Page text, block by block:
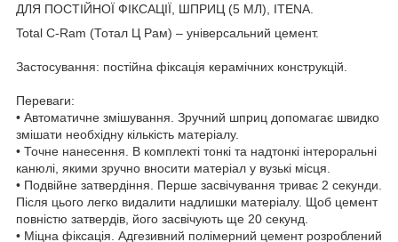
ДЛЯ ПОСТІЙНОЇ ФІКСАЦІЇ, ШПРИЦ (5 МЛ), ITENA.
Total C-Ram (Тотал Ц Рам) – універсальний цемент.
Застосування: постійна фіксація керамічних конструкцій.
Переваги:
• Автоматичне змішування. Зручний шприц допомагає швидко
змішати необхідну кількість матеріалу.
• Точне нанесення. В комплекті тонкі та надтонкі інтероральні
канюлі, якими зручно вносити матеріал у вузькі місця.
• Подвійне затвердіння. Перше засвічування триває 2 секунди.
Після цього легко видалити надлишки матеріалу. Щоб цемент
повністю затвердів, його засвічують ще 20 секунд.
• Міцна фіксація. Адгезивний полімерний цемент розроблений